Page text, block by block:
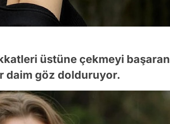
üstüne çekmeyi başaran
daim göz dolduruyor.